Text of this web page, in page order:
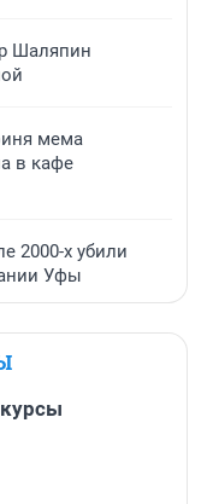
Шаляпин
мема
в кафе
2000-х убили
Уфы